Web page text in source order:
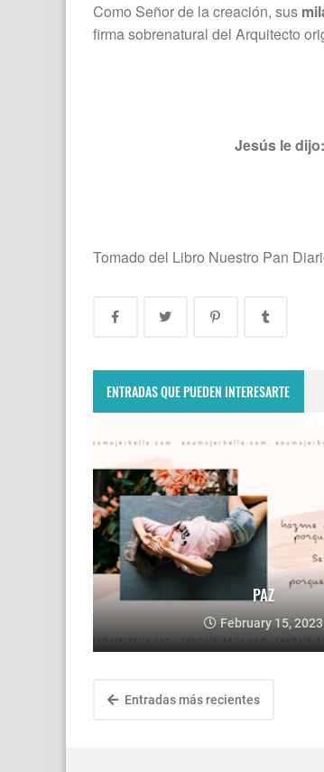
Como Señor de la creación, sus
firma sobrenatural del Arquitecto
Jesús le
Tomado del Libro Nuestro Pan
ENTRADAS QUE PUEDEN INTERESARTE
PAZ
February 15, 2023
Entradas más recientes